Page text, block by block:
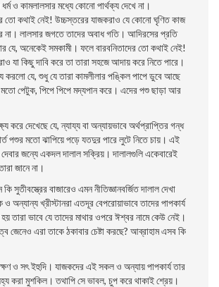
ও কামলালসার মধ্যে কোনাে পার্থক্য দেখে না।
তাে কথাই নেই! উচ্চস্তরের যাজকরাও যে কোনাে ঘৃণিত কাজ
না। লালসার জগতে তাদের অবাধ গতি। আদিরসের প্রতি
যে, অনেকেই সমকামী। ফলে বারবনিতাদের তাে কথাই নেই!
যা কিছু দাবি করে তা তারা সহজে আদায় করে নিতে পারে।
যে, শুধু যে তারা কামলীলার পঙ্কিল পাপে ডুবে আছে
মতাে পেটুক, পিপে পিপে মদ্যপান করে। এদের পশু ছাড়া আর
করে দেখেছে যে, ন্যায্য বা অন্যায়ভাবে অর্থপ্রাপ্তির গন্ধ
পশুর মতাে ঝাপিয়ে পড়ে যতদুর পারে লুটে নিতে চায়। এই
দেবার জন্যে একদল দালাল সক্রিয়। দালালগুলি একেবারেই
জানে না।
সুতীবস্ত্রের বাজারেও এমন নীতিজ্ঞানবর্জিত দালাল দেখা
ও অন্যান্য খ্রীস্টানরা এতদূর বেপরােয়াভাবে তাদের পাপকার্য
হয় তারা ভাবে যে তাদের মাথার ওপরে ঈশ্বর নামে কেউ নেই।
জেনেও এরা তাকে ঠকাবার চেষ্টা করছে? আব্রাহাম এসব কি
ও সৎ ইহুদি। যাজকদের এই সকল ও অন্যায় পাপকার্য তার
করা মুশকিল। তথাপি সে ভাবল, চুপ করে থাকাই শ্রেয়।